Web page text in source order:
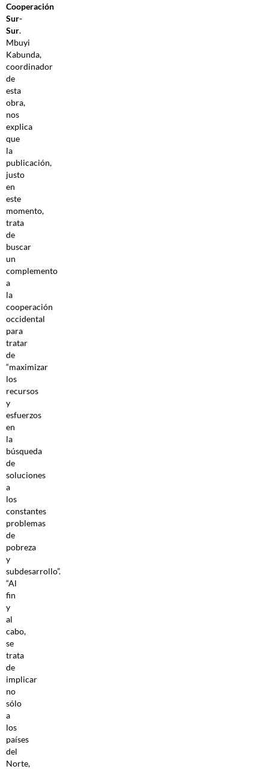
Cooperación
Sur-
Sur.
Mbuyi
Kabunda,
coordinador
de
esta
obra,
nos
explica
que
la
publicación,
justo
en
este
momento,
trata
de
buscar
un
complemento
a
la
cooperación
occidental
para
tratar
de
“maximizar
los
recursos
y
esfuerzos
en
la
búsqueda
de
soluciones
a
los
constantes
problemas
de
pobreza
y
subdesarrollo”.
“Al
fin
y
al
cabo,
se
trata
de
implicar
no
sólo
a
los
países
del
Norte,